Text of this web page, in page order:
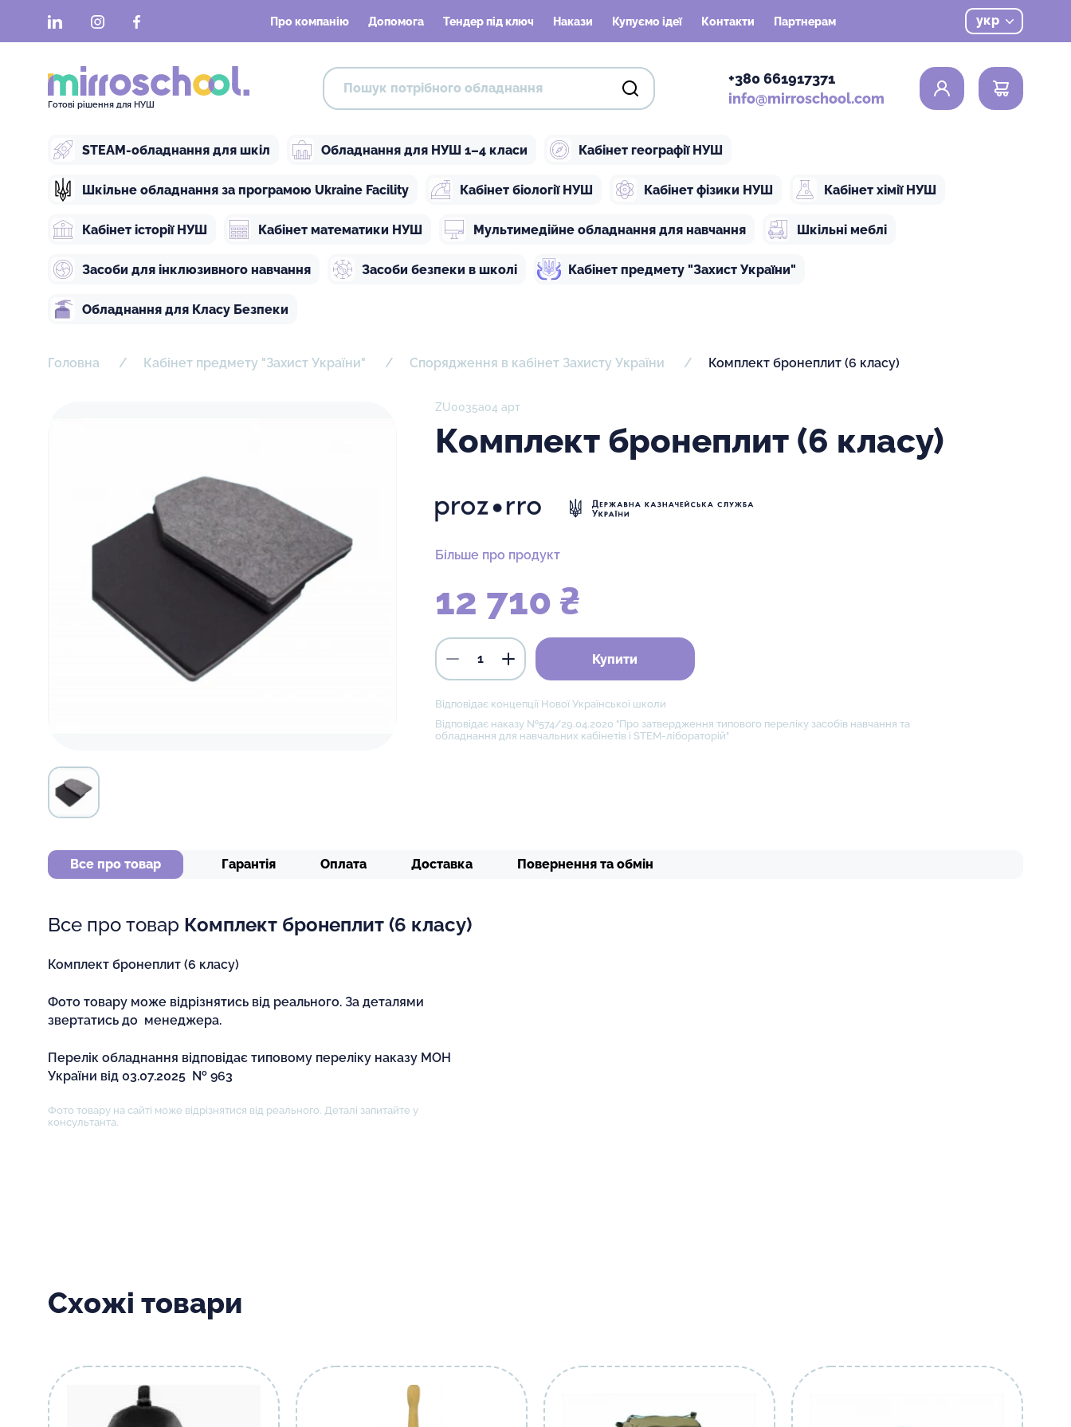
LinkedInInstagramFacebook Про компанію Допомога Тендер під ключ Накази Купуємо ідеї Контакти Партнерам укр
Готові рішення для НУШ
+380 661917371
info@mirroschool.com
0
STEAM-обладнання для шкіл Обладнання для НУШ 1–4 класи Кабінет географії НУШ
Шкільне обладнання за програмою Ukraine Facility Кабінет біології НУШ Кабінет фізики НУШ Кабінет хімії НУШ
Кабінет історії НУШ Кабінет математики НУШ Мультимедійне обладнання для навчання Шкільні меблі
Засоби для інклюзивного навчання Засоби безпеки в школі Кабінет предмету "Захист України"
Обладнання для Класу Безпеки
Головна Кабінет предмету "Захист України" Спорядження в кабінет Захисту України Комплект бронеплит (6 класу)
ZU0035а04 арт
Комплект бронеплит (6 класу)
Більше про продукт
12 710 ₴
Купити
Відповідає концепції Нової Української школи
Відповідає наказу №574/29.04.2020 "Про затвердження типового переліку засобів навчання та
обладнання для навчальних кабінетів і STEM-лібораторій"
Все про товар Гарантія Оплата Доставка Повернення та обмін
Все про товар Комплект бронеплит (6 класу)
Комплект бронеплит (6 класу)
Фото товару може відрізнятись від реального. За деталями
звертатись до менеджера.
Перелік обладнання відповідає типовому переліку наказу МОН
України від 03.07.2025 № 963
Фото товару на сайті може відрізнятися від реального. Деталі запитайте у
консультанта.
Схожі товари